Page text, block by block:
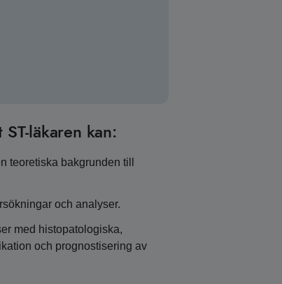
läkaren kan:
teoretiska bakgrunden till
och analyser.
med histopatologiska,
och prognostisering av